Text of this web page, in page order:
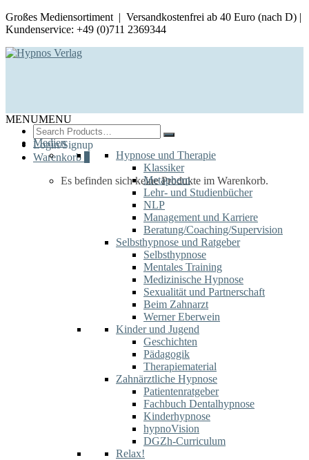
Großes Mediensortiment | Versandkostenfrei ab 40 Euro (nach D) |
Kundenservice: +49 (0)711 2369344
Search
for:
Login/Signup
Warenkorb
Es befinden sich keine Produkte im Warenkorb.
MENUMENU
Medien
Hypnose und Therapie
Klassiker
Metaphern
Lehr- und Studienbücher
NLP
Management und Karriere
Beratung/Coaching/Supervision
Selbsthypnose und Ratgeber
Selbsthypnose
Mentales Training
Medizinische Hypnose
Sexualität und Partnerschaft
Beim Zahnarzt
Werner Eberwein
Kinder und Jugend
Geschichten
Pädagogik
Therapiematerial
Zahnärztliche Hypnose
Patientenratgeber
Fachbuch Dentalhypnose
Kinderhypnose
hypnoVision
DGZh-Curriculum
Relax!